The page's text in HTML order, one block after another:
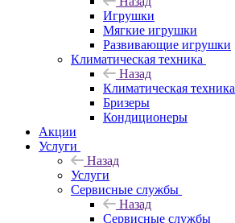
Игрушки
Мягкие игрушки
Развивающие игрушки
Климатическая техника
Назад
Климатическая техника
Бризеры
Кондиционеры
Акции
Услуги
Назад
Услуги
Сервисные службы
Назад
Сервисные службы